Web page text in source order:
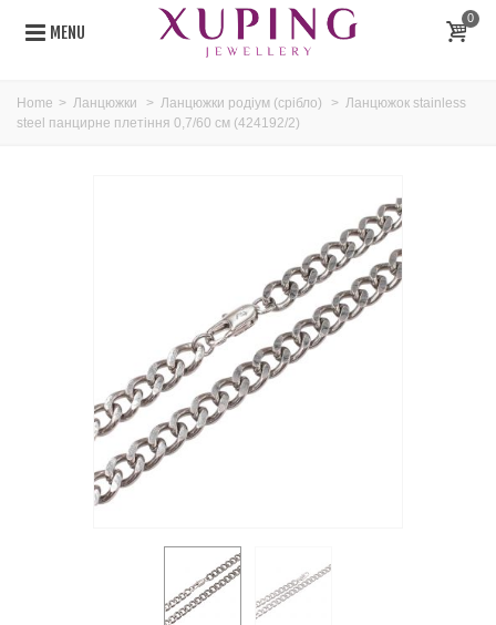
MENU
0
Home > Ланцюжки > Ланцюжки родіум (срібло) > Ланцюжок stainless
steel панцирне плетіння 0,7/60 см (424192/2)